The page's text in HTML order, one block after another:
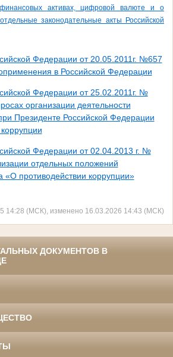
активах, цифровой валюте и о
законодательные акты Российской
Федерации от 20.05.2011г. №657
в Российской Федерации
Федерации от 25.02.2011г. №
организации деятельности
Президенте Российской Федерации
Федерации от 02.04.2013 г. №
отдельных положений
«О противодействии коррупции»
14:28 (МСК), изменено 16.03.2026 14:43 (МСК)
ДОКУМЕНТОВ В